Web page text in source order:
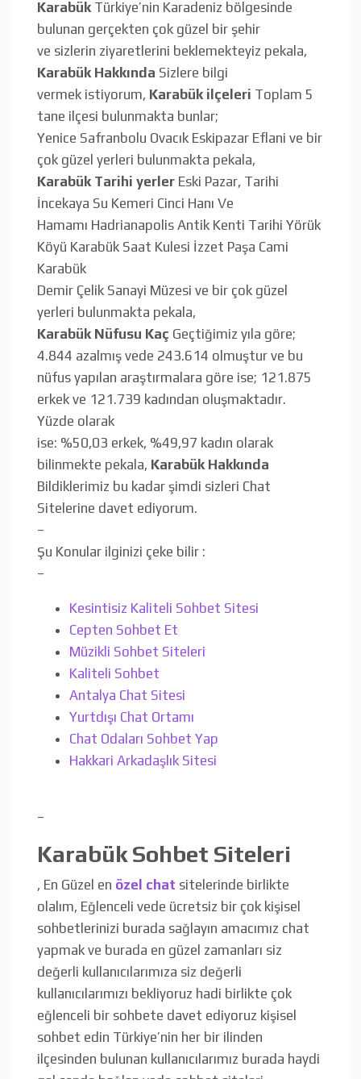
Karabük Türkiye’nin Karadeniz bölgesinde
bulunan gerçekten çok güzel bir şehir
ve sizlerin ziyaretlerini beklemekteyiz pekala,
Karabük Hakkında Sizlere bilgi
vermek istiyorum, Karabük ilçeleri Toplam 5
tane ilçesi bulunmakta bunlar;
Yenice Safranbolu Ovacık Eskipazar Eflani ve bir
çok güzel yerleri bulunmakta pekala,
Karabük Tarihi yerler Eski Pazar, Tarihi
İncekaya Su Kemeri Cinci Hanı Ve
Hamamı Hadrianapolis Antik Kenti Tarihi Yörük
Köyü Karabük Saat Kulesi İzzet Paşa Cami
Karabük
Demir Çelik Sanayi Müzesi ve bir çok güzel
yerleri bulunmakta pekala,
Karabük Nüfusu Kaç Geçtiğimiz yıla göre;
4.844 azalmış vede 243.614 olmuştur ve bu
nüfus yapılan araştırmalara göre ise; 121.875
erkek ve 121.739 kadından oluşmaktadır.
Yüzde olarak
ise: %50,03 erkek, %49,97 kadın olarak
bilinmekte pekala, Karabük Hakkında
Bildiklerimiz bu kadar şimdi sizleri Chat
Sitelerine davet ediyorum.
–
Şu Konular ilginizi çeke bilir :
–
Kesintisiz Kaliteli Sohbet Sitesi
Cepten Sohbet Et
Müzikli Sohbet Siteleri
Kaliteli Sohbet
Antalya Chat Sitesi
Yurtdışı Chat Ortamı
Chat Odaları Sohbet Yap
Hakkari Arkadaşlık Sitesi
–
Karabük Sohbet Siteleri
, En Güzel en özel chat sitelerinde birlikte
olalım, Eğlenceli vede ücretsiz bir çok kişisel
sohbetlerinizi burada sağlayın amacımız chat
yapmak ve burada en güzel zamanları siz
değerli kullanıcılarımıza siz değerli
kullanıcılarımızı bekliyoruz hadi birlikte çok
eğlenceli bir sohbete davet ediyoruz kişisel
sohbet edin Türkiye’nin her bir ilinden
ilçesinden bulunan kullanıcılarımız burada haydi